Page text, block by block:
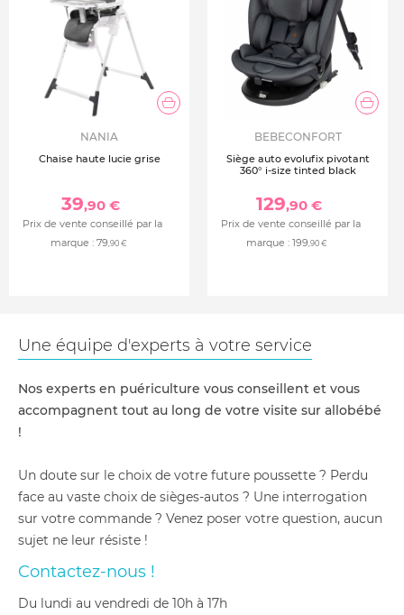
NANIA
Chaise haute lucie grise
39,90 €
Prix de vente conseillé par la
marque : 79,90 €
BEBECONFORT
Siège auto evolufix pivotant
360° i-size tinted black
129,90 €
Prix de vente conseillé par la
marque : 199,90 €
Une équipe d'experts à votre service
Nos experts en puériculture vous conseillent et vous
accompagnent tout au long de votre visite sur allobébé
!
Un doute sur le choix de votre future poussette ? Perdu
face au vaste choix de sièges-autos ? Une interrogation
sur votre commande ? Venez poser votre question, aucun
sujet ne leur résiste !
Contactez-nous !
du lundi au vendredi de 10h à 17h